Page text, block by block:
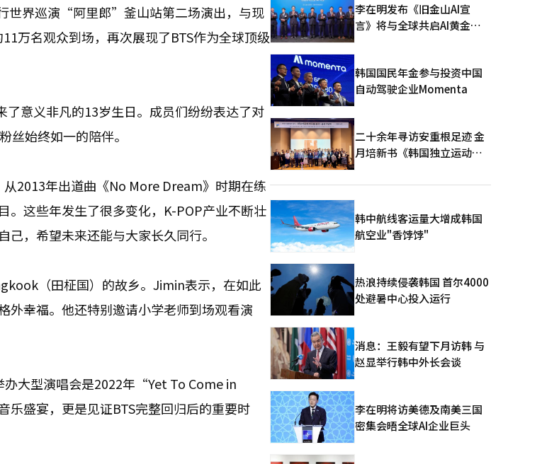
世界巡演“阿里郎”釜山站第二场演出，与现
万名观众到场，再次展现了BTS作为全球顶级
意义非凡的13岁生日。成员们纷纷表达了对
丝始终如一的陪伴。
2013年出道曲《No More Dream》时期在练
。这些年发生了很多变化，K-POP产业不断壮
，希望未来还能与大家长久同行。
（田柾国）的故乡。Jimin表示，在如此
外幸福。他还特别邀请小学老师到场观看演
大型演唱会是2022年“Yet To Come in
盛宴，更是见证BTS完整回归后的重要时
李在明发布《旧金山AI宣
言》将与全球共启AI黄金时
韩国国民年金参与投资中国
自动驾驶企业Momenta
二十余年寻访安重根足迹 金
月培新书《韩国独立运动圣
版
韩中航线客运量大增成韩国
航空业"香饽饽"
热浪持续侵袭韩国 首尔4000
处避暑中心投入运行
消息：王毅有望下月访韩 与
赵显举行韩中外长会谈
李在明将访美德及南美三国
密集会晤全球AI企业巨头